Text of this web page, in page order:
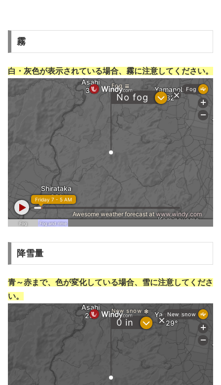
霧
白・灰色が表示されている場合、霧に注意してください。
降雪量
青～赤まで、色が変化している場合、雪に注意してくださ
い。